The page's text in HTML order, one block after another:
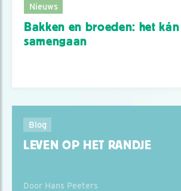
Nieuws
Bakken en broeden: het kán
samengaan
Blog
LEVEN OP HET RANDJE
Door Hans Peeters